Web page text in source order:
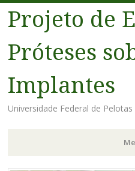
Projeto de
Próteses
Implantes
Universidade Federal de Pelotas